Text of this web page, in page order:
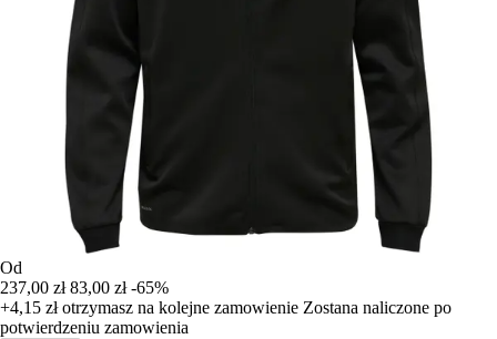
Od
237,00 zł 83,00 zł -65%
+4,15 złotrzymasz na kolejne zamowienie Zostana naliczone po
potwierdzeniu zamowienia